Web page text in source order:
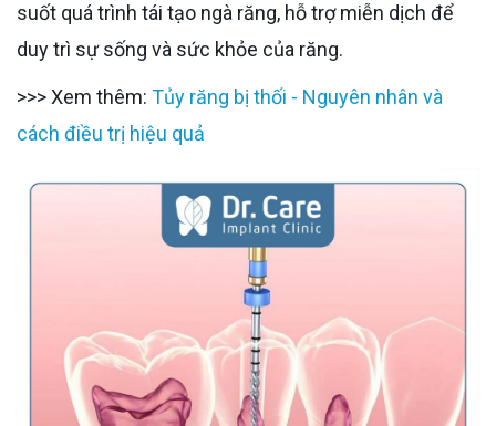
suốt quá trình tái tạo ngà răng, hỗ trợ miễn dịch để
duy trì sự sống và sức khỏe của răng.
>>> Xem thêm: Tủy răng bị thối - Nguyên nhân và
cách điều trị hiệu quả